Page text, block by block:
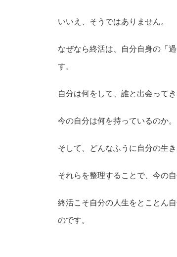
いいえ、そうではありません。
なぜなら終活は、自分自身の「
す。
自分は何をして、誰と出会って
今の自分は何を持っているのか。
そして、どんなふうに自分の生
それらを整理することで、今の
終活こそ自分の人生をとことん
のです。